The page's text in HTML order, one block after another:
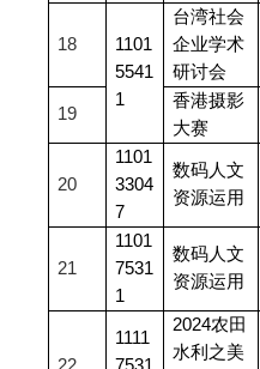
18
1101
5541
1
台湾社会
企业学术
研讨会
19
香港摄影
大赛
20
1101
3304
7
数码人文
资源运用
21
1101
7531
1
数码人文
资源运用
1111
2024农田
水利之美